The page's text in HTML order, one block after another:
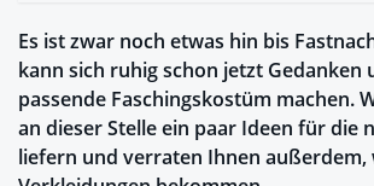
Es ist zwar noch etwas hin bis
kann sich ruhig schon jetzt Gedanken
passende Faschingskostüm machen.
an dieser Stelle ein paar Ideen für die
liefern und verraten Ihnen außerdem,